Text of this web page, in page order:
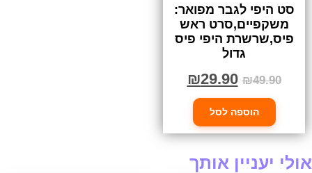
סט היפי לגבר מפואר:
משקפיים,סרט ראש
פיס,שרשרת היפי פיס
גדול
₪49.90
₪29.90
הוספה לסל
אולי יעניין אותך